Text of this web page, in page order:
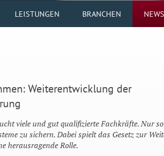
LEISTUNGEN BRANCHEN
Weiterentwicklung der
viele und gut qualifizierte Fachkräfte. Nur
zu sichern. Dabei spielt das Gesetz zur
herausragende Rolle.